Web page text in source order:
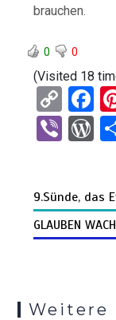
brauchen.
0 0
(Visited 18
C
o
py
n
k
F
a
o
o
Vi W
9.Sünde, das
GLAUBEN
Weitere